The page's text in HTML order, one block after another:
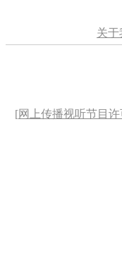
关于
[网上传播视听节目许